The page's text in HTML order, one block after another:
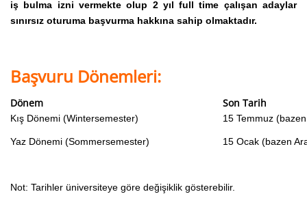
iş bulma izni vermekte olup 2 yıl full time çalışan adaylar
sınırsız oturuma başvurma hakkına sahip olmaktadır.
Başvuru Dönemleri:
Dönem Son Tarih
Kış Dönemi (Wintersemester) 15 Temmuz
Yaz Dönemi (Sommersemester) 15 Ocak (bazen
Not: Tarihler üniversiteye göre değişiklik gösterebilir.